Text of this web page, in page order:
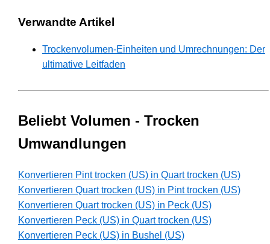
Verwandte Artikel
Trockenvolumen-Einheiten und Umrechnungen: Der
ultimative Leitfaden
Beliebt Volumen - Trocken
Umwandlungen
Konvertieren Pint trocken (US) in Quart trocken (US)
Konvertieren Quart trocken (US) in Pint trocken (US)
Konvertieren Quart trocken (US) in Peck (US)
Konvertieren Peck (US) in Quart trocken (US)
Konvertieren Peck (US) in Bushel (US)